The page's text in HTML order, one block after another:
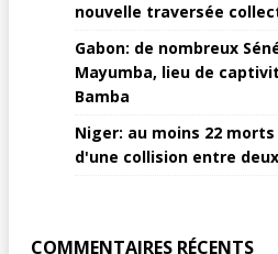
nouvelle traversée
Gabon: de nombreux
Mayumba, lieu de
Bamba
Niger: au moins 22
d'une collision entre
COMMENTAIRES RÉCENTS